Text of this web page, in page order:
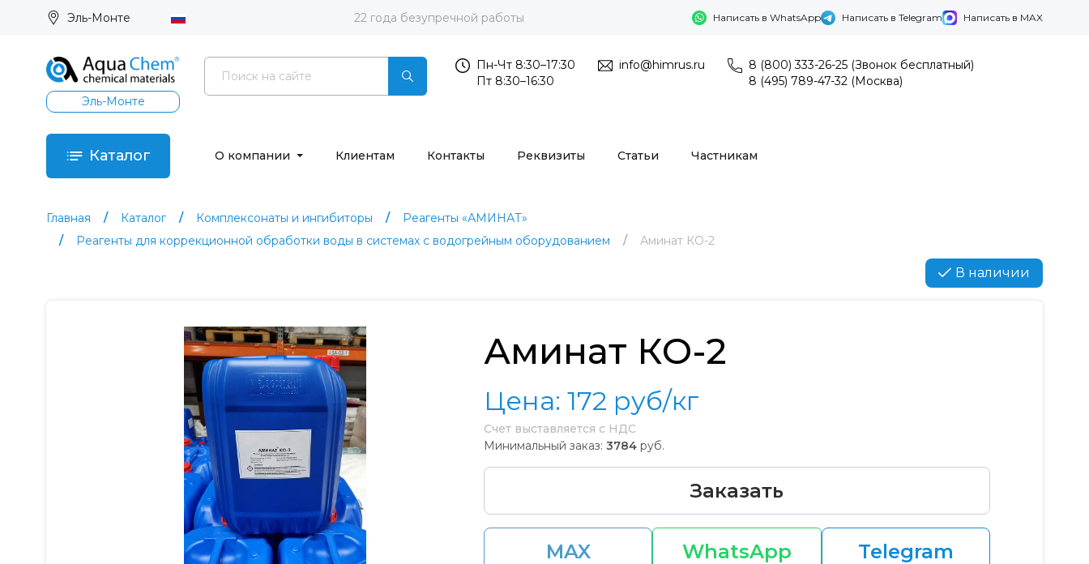
Эль-Монте 22 года безупречной работы Написать в WhatsApp Написать в Telegram Написать в MAX
Эль-Монте
Пн-Чт 8:30–17:30
Пт 8:30–16:30
info@himrus.ru
8 (800) 333-26-25 (Звонок бесплатный)
8 (495) 789-47-32 (Москва)
Каталог О компании Клиентам Контакты Реквизиты Статьи Частникам
Главная Каталог Комплексонаты и ингибиторы
Реагенты «АМИНАТ»
Реагенты для коррекционной обработки воды в системах с водогрейным оборудованием
Аминат КО-2
В наличии
Аминат КО-2
Цена: 172 руб/кг
Счет выставляется с НДС
Минимальный заказ: 3784 руб.
Заказать
MAX WhatsApp Telegram